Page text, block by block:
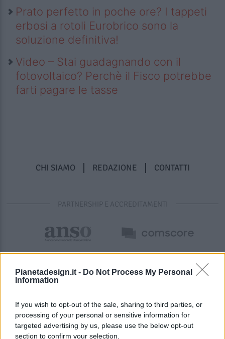
Pianetadesign.it - Do Not Process My Personal
Information
If you wish to opt-out of the sale, sharing to third parties, or
processing of your personal or sensitive information for
targeted advertising by us, please use the below opt-out
section to confirm your selection.
Prato perfetto in poche ore? I tappeti
erbosi a rotoli Eurobrico sono la
soluzione definitiva!
Video – Stai guadagnando con il
fotovoltaico? Perchè il Fisco potrebbe
farti pagare le tasse
CHI SIAMO REDAZIONE CONTATTI
PARTNERSHIP E ACCREDITAMENTI
© 2026 - Pianeta Design - P.IVA 04827280654 - Testata